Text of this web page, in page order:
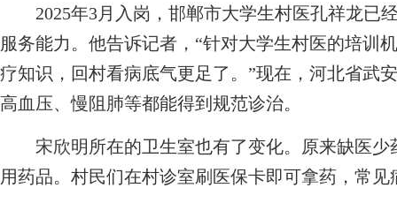
2025年3月入岗，邯郸市大学生村医孔祥龙已
服务能力。他告诉记者，“针对大学生村医的培训
疗知识，回村看病底气更足了。”现在，河北省武
高血压、慢阻肺等都能得到规范诊治。
宋欣明所在的卫生室也有了变化。原来缺医少
用药品。村民们在村诊室刷医保卡即可拿药，常